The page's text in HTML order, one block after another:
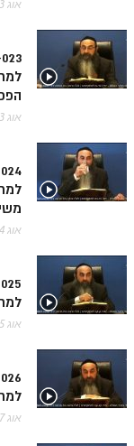
ספר הזוהר – דברים
זוהר ואתחנן למתחילים
זוהר ואתחנן למתקדמים
זוהר עקב מתחילים
זוהר הקדוש עקב
זהר שופטים מתקדמים
זוהר כי תצא מתחילים
זוהר כי תצא מתקדמים
זוהר וילך השקפה
זוהר וילך מתקדמים
אוג 3, 2016
אוג 3, 2016
אוג 4, 2016
אוג 5, 2016
אוג 7, 2016